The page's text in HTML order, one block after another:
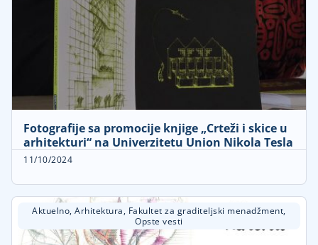
Fotografije sa promocije knjige „Crteži i skice u
arhitekturi“ na Univerzitetu Union Nikola Tesla
11/10/2024
Aktuelno,Arhitektura, Fakultet za graditeljski menadžment,
Opste vesti